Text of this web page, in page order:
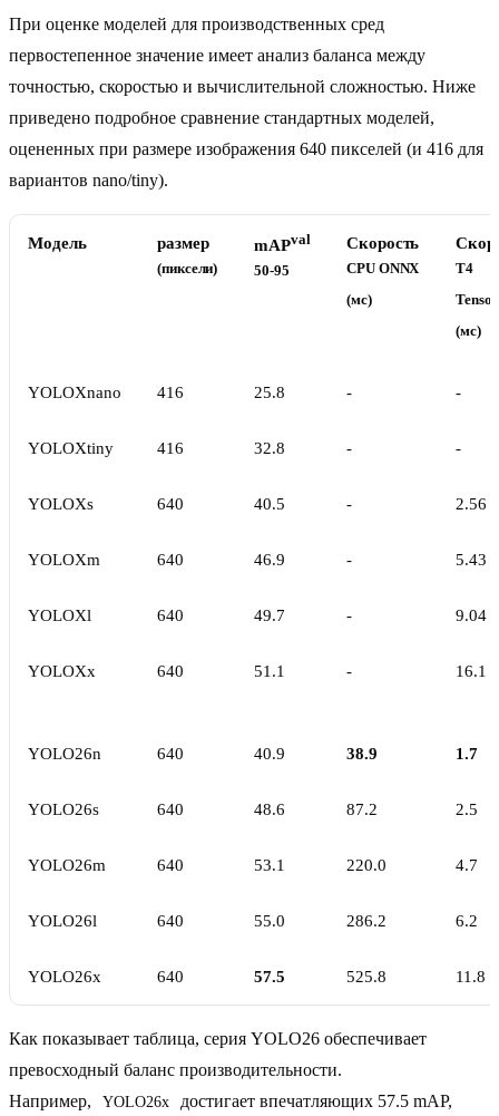
При оценке моделей для производственных сред
первостепенное значение имеет анализ баланса между
точностью, скоростью и вычислительной сложностью. Ниже
приведено подробное сравнение стандартных моделей,
оцененных при размере изображения 640 пикселей (и 416 для
вариантов nano/tiny).
Модель размер
(пиксели)
mAPval
50-95
Скорость
CPU ONNX
(мс)
T4
(мс)
YOLOXnano 416 25.8 - -
YOLOXtiny 416 32.8 - -
YOLOXs 640 40.5 - 2.56
YOLOXm 640 46.9 - 5.43
YOLOXl 640 49.7 - 9.04
YOLOXx 640 51.1 - 16.1
YOLO26n 640 40.9 38.9 1.7
YOLO26s 640 48.6 87.2 2.5
YOLO26m 640 53.1 220.0 4.7
YOLO26l 640 55.0 286.2 6.2
YOLO26x 640 57.5 525.8 11.8
Как показывает таблица, серия YOLO26 обеспечивает
превосходный баланс производительности.
Например,
YOLO26x достигает впечатляющих 57.5 mAP,